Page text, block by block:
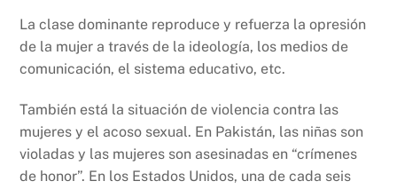
La clase dominante reproduce y refuerza la opresión
de la mujer a través de la ideología, los medios de
comunicación, el sistema educativo, etc.
También está la situación de violencia contra las
mujeres y el acoso sexual. En Pakistán, las niñas son
violadas y las mujeres son asesinadas en “crímenes
de honor”. En los Estados Unidos, una de cada seis